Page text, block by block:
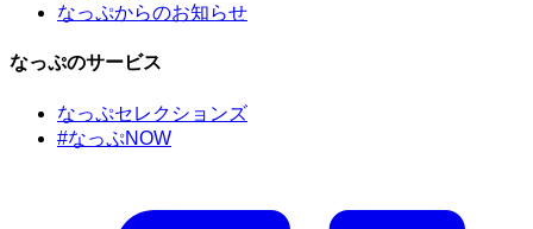
なっぷからのお知らせ
なっぷのサービス
なっぷセレクションズ
#なっぷNOW